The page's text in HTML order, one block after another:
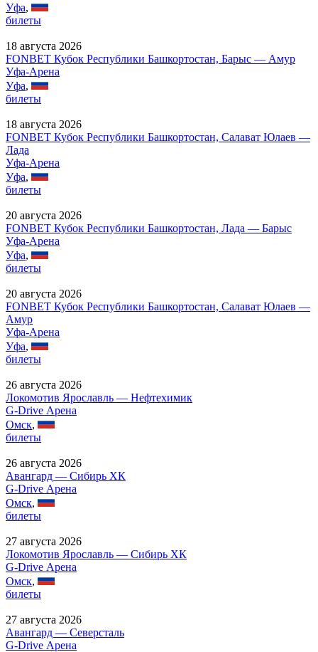
Уфа,
билеты
18 августа 2026
FONBET Кубок Республики Башкортостан, Барыс — Амур
Уфа-Арена
Уфа,
билеты
18 августа 2026
FONBET Кубок Республики Башкортостан, Салават Юлаев —
Лада
Уфа-Арена
Уфа,
билеты
20 августа 2026
FONBET Кубок Республики Башкортостан, Лада — Барыс
Уфа-Арена
Уфа,
билеты
20 августа 2026
FONBET Кубок Республики Башкортостан, Салават Юлаев —
Амур
Уфа-Арена
Уфа,
билеты
26 августа 2026
Локомотив Ярославль — Нефтехимик
G-Drive Арена
Омск,
билеты
26 августа 2026
Авангард — Сибирь ХК
G-Drive Арена
Омск,
билеты
27 августа 2026
Локомотив Ярославль — Сибирь ХК
G-Drive Арена
Омск,
билеты
27 августа 2026
Авангард — Северсталь
G-Drive Арена